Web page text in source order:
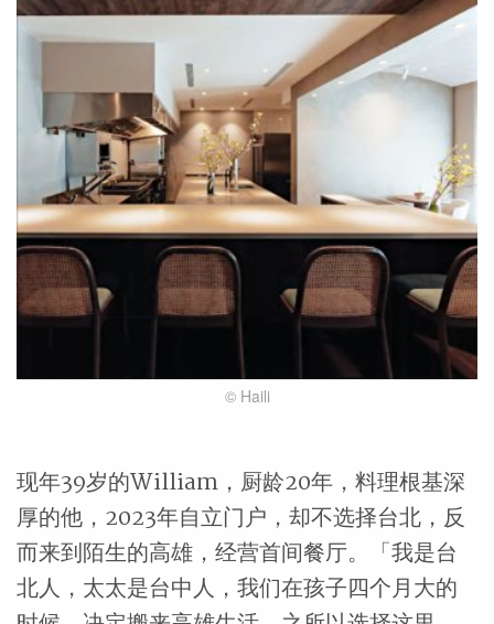
© Haili
现年39岁的William，厨龄20年，料理根基深
厚的他，2023年自立门户，却不选择台北，反
而来到陌生的高雄，经营首间餐厅。「我是台
北人，太太是台中人，我们在孩子四个月大的